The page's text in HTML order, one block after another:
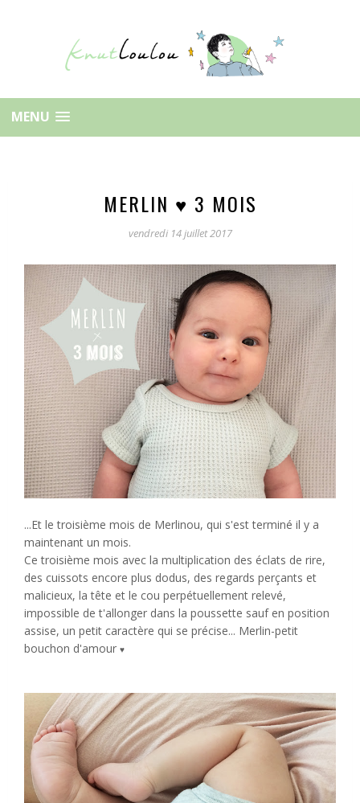
MENU
MERLIN ♥ 3 MOIS
vendredi 14 juillet 2017
...Et le troisième mois de Merlinou, qui s'est terminé il y a
maintenant un mois.
Ce troisième mois avec la multiplication des éclats de rire,
des cuissots encore plus dodus, des regards perçants et
malicieux, la tête et le cou perpétuellement relevé,
impossible de t'allonger dans la poussette sauf en position
assise, un petit caractère qui se précise... Merlin-petit
bouchon d'amour ♥